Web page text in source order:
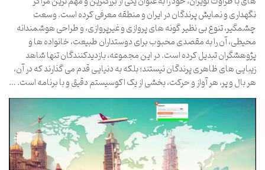
نگهداری و نمایش پرندگان در ایران و منطقه معرفی کرده است. وسعت
چشمگیر، تنوع بی نظیر گونه های پروازی و غیرپروازی، و طراحی هوشمندانه
محیطی، آن را به مقصدی محبوب برای دوستداران طبیعت، خانواده ها و
پژوهشگران تبدیل کرده است. در این مجموعه، بازدیدکنندگان تنها شاهد
زیبایی های ظاهری پرندگان نیستند؛ بلکه به دنیایی قدم می گذارند که در آن،
هر بال و پر، هر آواز و حرکت، بخشی از یک اکوسیستم دقیق و با برنامه است. …